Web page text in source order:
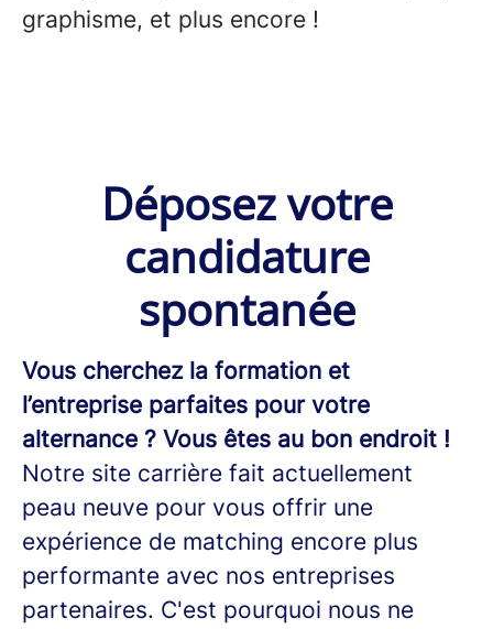
graphisme, et plus encore !
Déposez votre
candidature
spontanée
Vous cherchez la formation et
l’entreprise parfaites pour votre
alternance ? Vous êtes au bon endroit !
Notre site carrière fait actuellement
peau neuve pour vous offrir une
expérience de matching encore plus
performante avec nos entreprises
partenaires. C'est pourquoi nous ne